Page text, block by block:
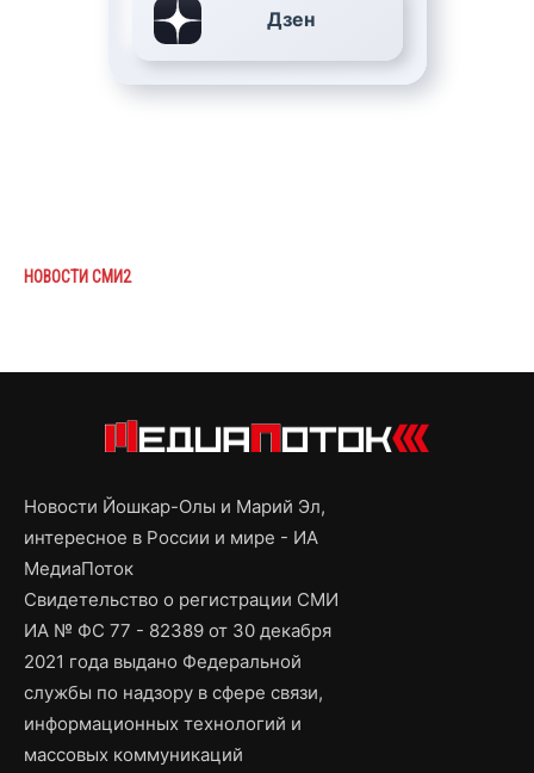
Дзен
НОВОСТИ СМИ2
Новости Йошкар-Олы и Марий Эл,
интересное в России и мире - ИА
МедиаПоток
Свидетельство о регистрации СМИ
ИА № ФС 77 - 82389 от 30 декабря
2021 года выдано Федеральной
службы по надзору в сфере связи,
информационных технологий и
массовых коммуникаций